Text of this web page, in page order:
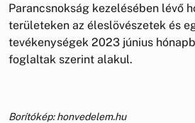
Parancsnokság kezelésében lévő
területeken az éleslövészetek és
tevékenységek 2023 június
foglaltak szerint alakul.
Borítókép: honvedelem.hu